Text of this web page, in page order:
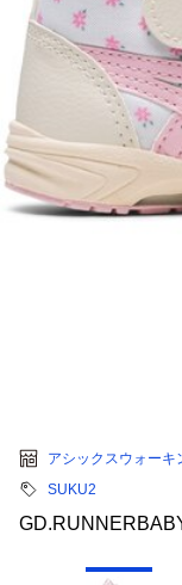
アシックスウォーキ
SUKU2